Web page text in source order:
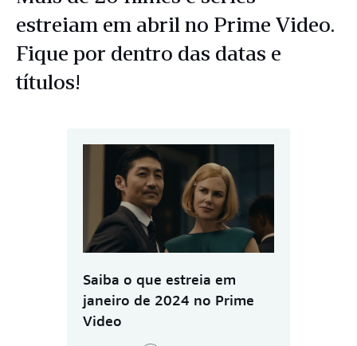
estreiam em abril no Prime Video.
Fique por dentro das datas e
títulos!
Saiba o que estreia em
janeiro de 2024 no Prime
Video